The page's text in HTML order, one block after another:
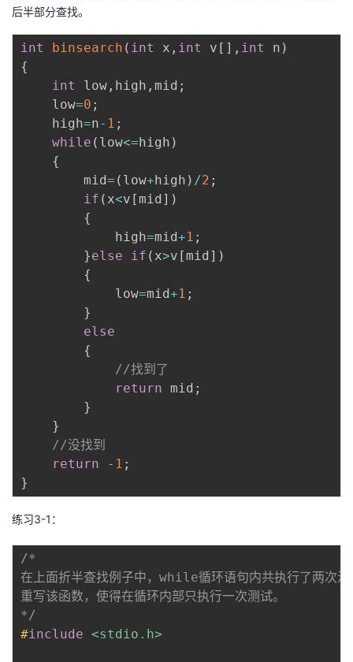
藏
后半部分查找。
int binsearch ( int x , int v [ ] , int n )
{
int
low , high , mid ;
    low
=0 ;
    high
=n- 1 ;
while ( low<=high )
{
        mid
= ( low+high ) /2 ;
if ( x<v [ mid ] )
{
            high
=mid+1 ;
}else if ( x>v [ mid ] )
{
            low
=mid+1 ;
}
else
{
//找到了
return mid ;
}
}
//没找到
return
- 1 ;
}
练习3-1：
/*
在上面折半查找例子中，while循环语句内共执行了两次
重写该函数，使得在循环内部只执行一次测试。
*/
#include <stdio.h>